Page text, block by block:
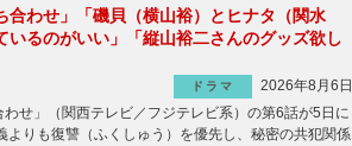
合わせ」「磯貝（横山裕）とヒナタ（関水
いるのがいい」「縦山裕二さんのグッズ欲し
ドラマ
2026年8月6日
せ」（関西テレビ／フジテレビ系）の第6話が5日に
りも復讐（ふくしゅう）を優先し、秘密の共犯関係